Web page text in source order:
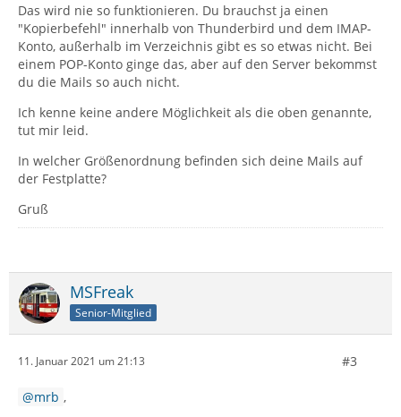
Das wird nie so funktionieren. Du brauchst ja einen
"Kopierbefehl" innerhalb von Thunderbird und dem IMAP-
Konto, außerhalb im Verzeichnis gibt es so etwas nicht. Bei
einem POP-Konto ginge das, aber auf den Server bekommst
du die Mails so auch nicht.
Ich kenne keine andere Möglichkeit als die oben genannte,
tut mir leid.
In welcher Größenordnung befinden sich deine Mails auf
der Festplatte?
Gruß
MSFreak
Senior-Mitglied
11. Januar 2021 um 21:13 #3
mrb ,